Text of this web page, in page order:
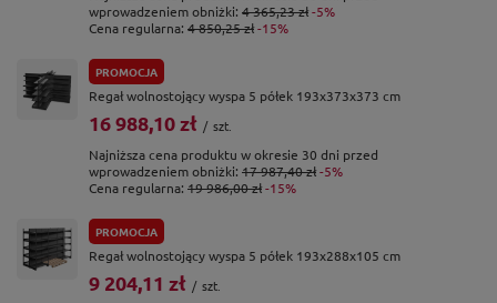
wprowadzeniem obniżki: 4 365,23 zł-5%
Cena regularna: 4 850,25 zł-15%
PROMOCJA
Regał wolnostojący wyspa 5 półek 193x373x373 cm
16 988,10 zł / szt.
Najniższa cena produktu w okresie 30 dni przed
wprowadzeniem obniżki: 17 987,40 zł-5%
Cena regularna: 19 986,00 zł-15%
PROMOCJA
Regał wolnostojący wyspa 5 półek 193x288x105 cm
9 204,11 zł / szt.